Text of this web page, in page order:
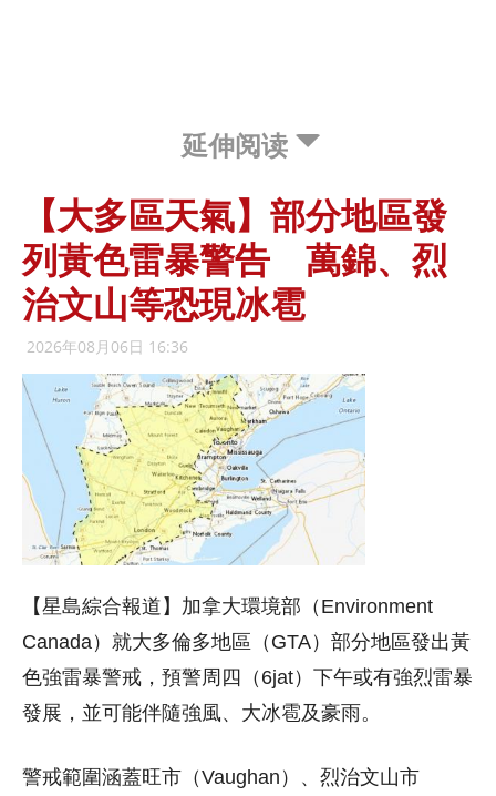
延伸阅读
【大多區天氣】部分地區發
列黃色雷暴警告 萬錦、烈
治文山等恐現冰雹
2026年08月06日 16:36
【星島綜合報道】加拿大環境部（Environment
Canada）就大多倫多地區（GTA）部分地區發出黃
色強雷暴警戒，預警周四（6jat）下午或有強烈雷暴
發展，並可能伴隨強風、大冰雹及豪雨。
警戒範圍涵蓋旺市（Vaughan）、烈治文山市